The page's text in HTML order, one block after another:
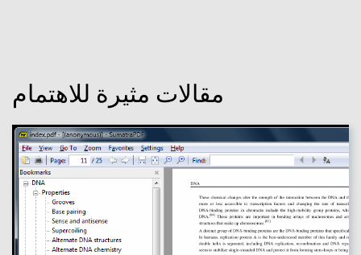
مقالات مثيرة للاهتمام